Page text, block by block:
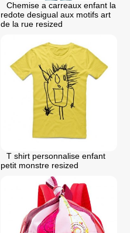
Chemise a carreaux enfant la
redote desigual aux motifs art
de la rue resized
T shirt personnalise enfant
petit monstre resized